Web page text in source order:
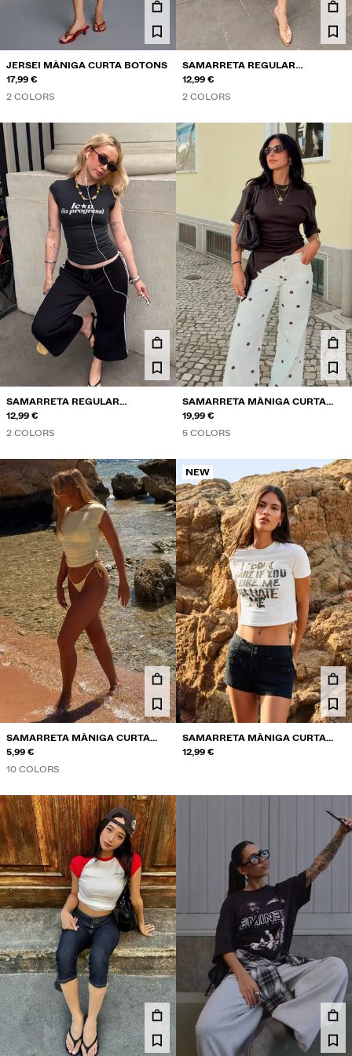
JERSEI MÀNIGA CURTA BOTONS
17,99 €
2 COLORS
SAMARRETA REGULAR
ESTAMPAT
12,99 €
2 COLORS
SAMARRETA REGULAR
ESTAMPAT
12,99 €
2 COLORS
SAMARRETA MÀNIGA CURTA
FRUNZIMENT
19,99 €
5 COLORS
SAMARRETA MÀNIGA CURTA
COLL RODÓ
5,99 €
10 COLORS
NEW
SAMARRETA MÀNIGA CURTA
ESTAMPADA
12,99 €